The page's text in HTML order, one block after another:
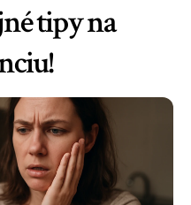
tipy na